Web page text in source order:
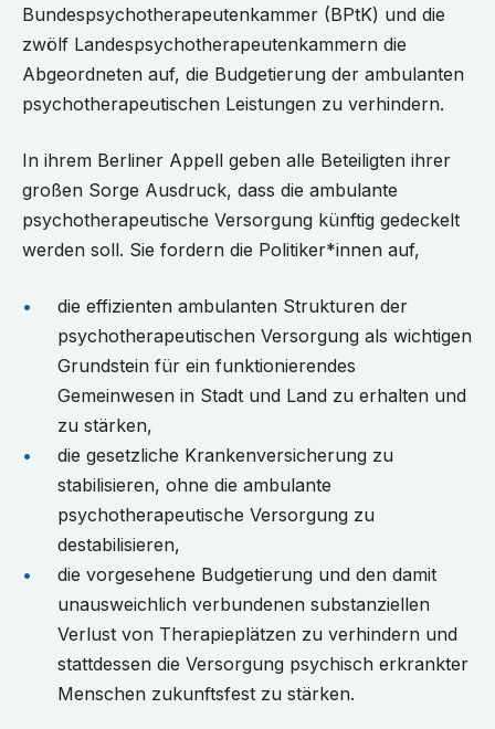
Bundespsychotherapeutenkammer (BPtK) und die
zwölf Landespsychotherapeutenkammern die
Abgeordneten auf, die Budgetierung der ambulanten
psychotherapeutischen Leistungen zu verhindern.
In ihrem Berliner Appell geben alle Beteiligten ihrer
großen Sorge Ausdruck, dass die ambulante
psychotherapeutische Versorgung künftig gedeckelt
werden soll. Sie fordern die Politiker*innen auf,
die effizienten ambulanten Strukturen der
psychotherapeutischen Versorgung als wichtigen
Grundstein für ein funktionierendes
Gemeinwesen in Stadt und Land zu erhalten und
zu stärken,
die gesetzliche Krankenversicherung zu
stabilisieren, ohne die ambulante
psychotherapeutische Versorgung zu
destabilisieren,
die vorgesehene Budgetierung und den damit
unausweichlich verbundenen substanziellen
Verlust von Therapieplätzen zu verhindern und
stattdessen die Versorgung psychisch erkrankter
Menschen zukunftsfest zu stärken.